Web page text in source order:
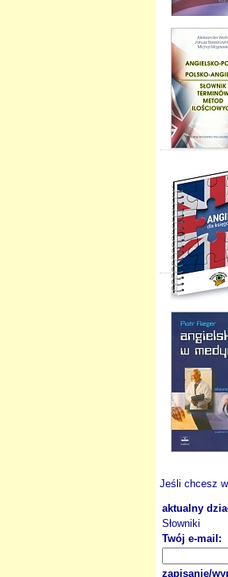
Jeśli chcesz
aktualny
Słowniki
Twój e-mail:
zapisanie/